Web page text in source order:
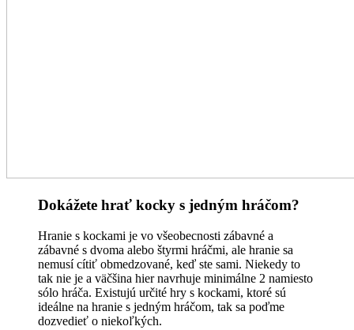
Dokážete hrať kocky s jedným hráčom?
Hranie s kockami je vo všeobecnosti zábavné a
zábavné s dvoma alebo štyrmi hráčmi, ale hranie sa
nemusí cítiť obmedzované, keď ste sami. Niekedy to
tak nie je a väčšina hier navrhuje minimálne 2 namiesto
sólo hráča. Existujú určité hry s kockami, ktoré sú
ideálne na hranie s jedným hráčom, tak sa poďme
dozvedieť o niekoľkých.